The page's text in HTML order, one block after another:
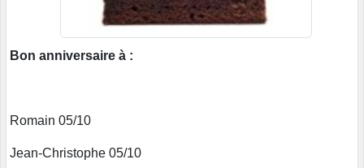
Bon anniversaire à :
Romain 05/10
Jean-Christophe 05/10